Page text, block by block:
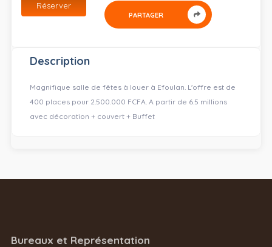
Réserver
PARTAGER
Description
Magnifique salle de fêtes à louer à Efoulan. L'offre est de
400 places pour 2.500.000 FCFA. A partir de 6.5 millions
avec décoration + couvert + Buffet
Bureaux et Représentation